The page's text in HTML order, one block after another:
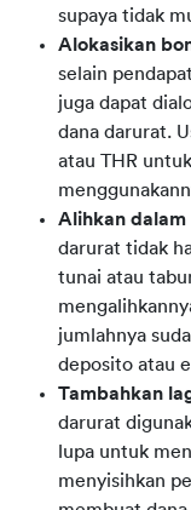
supaya tidak
Alokasikan
selain
juga dapat
dana darurat.
atau THR
Alihkan
darurat tidak
tunai atau
jumlahnya
deposito atau
Tambahkan
darurat
lupa untuk
menyisihkan